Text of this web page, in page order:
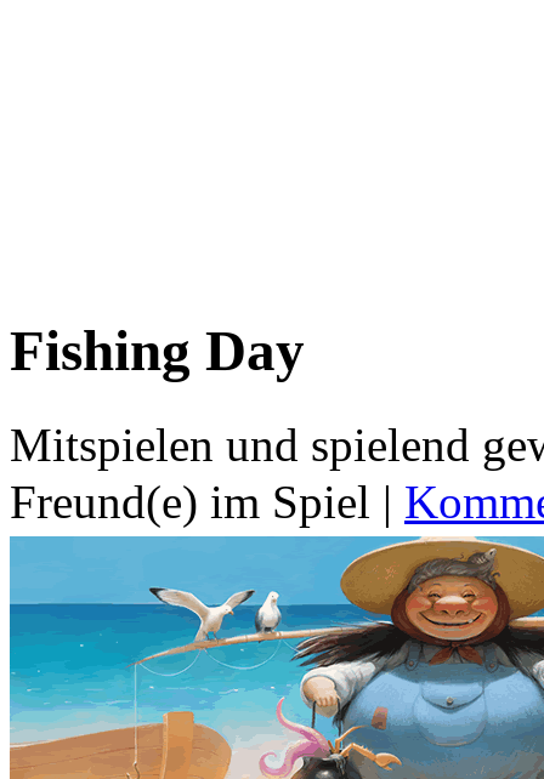
Fishing Day
Mitspielen und spielend
Freund(e) im Spiel |